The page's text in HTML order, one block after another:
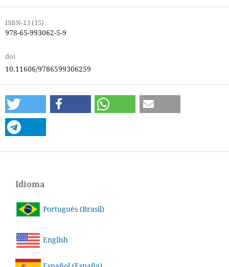
ISBN-13 (15)
978-65-993062-5-9
doi
10.11606/9786599306259
Idioma
Português (Brasil)
English